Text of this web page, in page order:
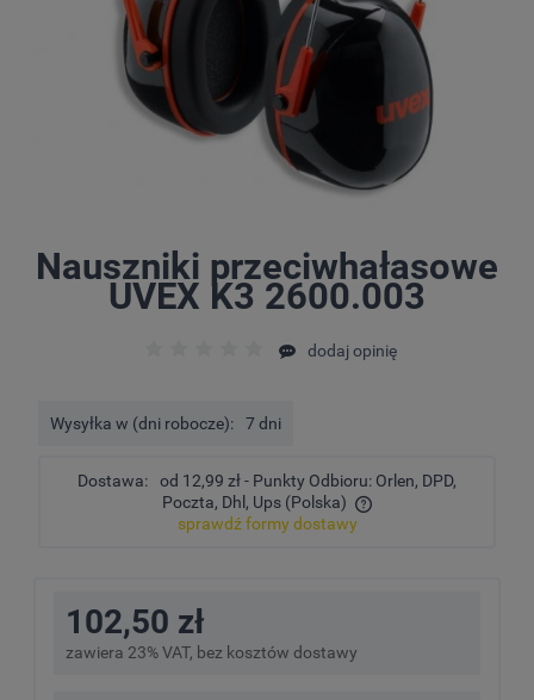
Nauszniki przeciwhałasowe
UVEX K3 2600.003
dodaj opinię
Wysyłka w (dni robocze): 7 dni
Dostawa: od 12,99 zł- Punkty Odbioru: Orlen, DPD,
Poczta, Dhl, Ups (Polska)
Cena nie zawiera ewentualnych kosztów płatności
sprawdź formy dostawy
102,50 zł
zawiera 23% VAT, bez kosztów dostawy